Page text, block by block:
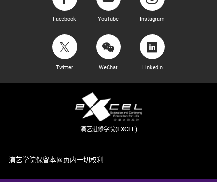
Facebook YouTube Instagram
Twitter WeChat LinkedIn
演艺进修学院(EXCEL)
演艺学院保留本网页内一切权利